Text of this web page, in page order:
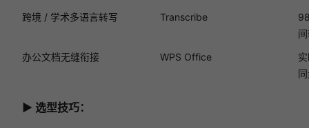
跨境 / 学术多语言转写
Transcribe
办公文档无缝衔接
WPS Office
▶ 选型技巧：